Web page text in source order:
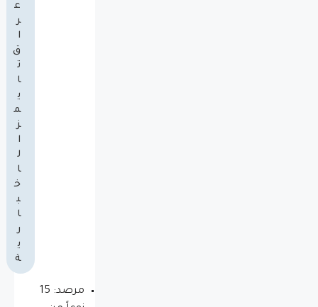
ع
ر
ا
ق
ت
ا
ي
م
ز
ا
ل
ا
خ
ب
ا
ر
ي
ة
مرصد: 15